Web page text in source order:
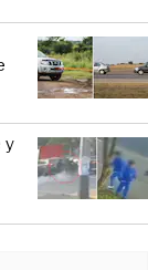
y